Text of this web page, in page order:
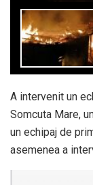
A intervenit un
Somcuta Mare,
un echipaj de
asemenea a